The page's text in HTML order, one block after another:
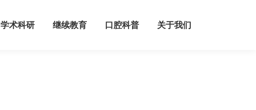
学术科研 继续教育 口腔科普 关于我们